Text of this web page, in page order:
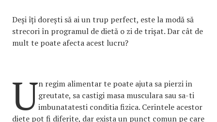
Deși îți dorești să ai un trup perfect, este la modă să
strecori în programul de dietă o zi de trișat. Dar cât de
mult te poate afecta acest lucru?
Un regim alimentar te poate ajuta sa pierzi in
greutate, sa castigi masa musculara sau sa-ti
imbunatatesti conditia fizica. Cerintele acestor
diete pot fi diferite, dar exista un punct comun pe care